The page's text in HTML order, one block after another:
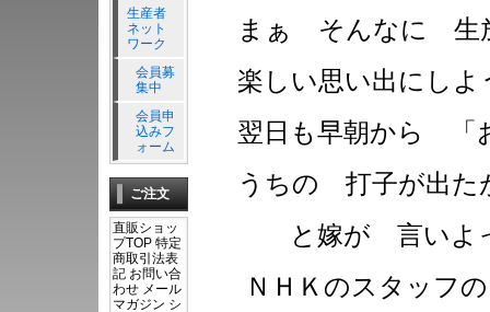
生産者
ネット
ワーク
会員募
集中
会員申
込みフ
ォーム
ご注文
直販ショッ
プTOP 特定
商取引法表
記 お問い合
わせ メール
マガジン シ
まぁ そんなに 生
楽しい思い出にしよ
翌日も早朝から
うちの 打子が出た
と嫁が 言いよっ
ＮＨＫのスタッフ